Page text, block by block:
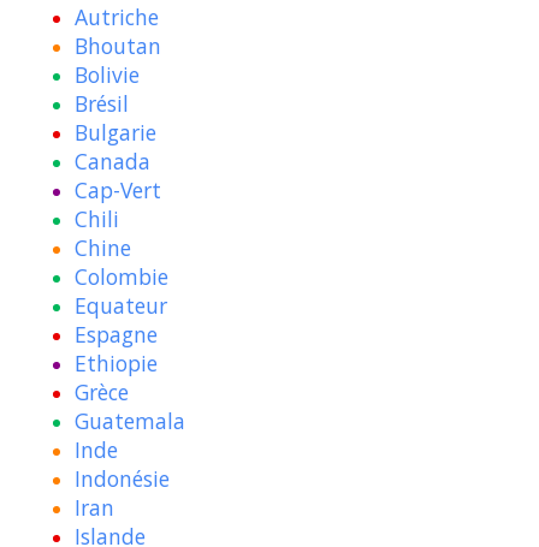
Autriche
Bhoutan
Bolivie
Brésil
Bulgarie
Canada
Cap-Vert
Chili
Chine
Colombie
Equateur
Espagne
Ethiopie
Grèce
Guatemala
Inde
Indonésie
Iran
Islande